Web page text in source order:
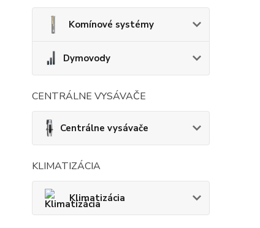
Komínové systémy
Dymovody
CENTRÁLNE VYSÁVAČE
Centrálne vysávače
KLIMATIZÁCIA
Klimatizácia